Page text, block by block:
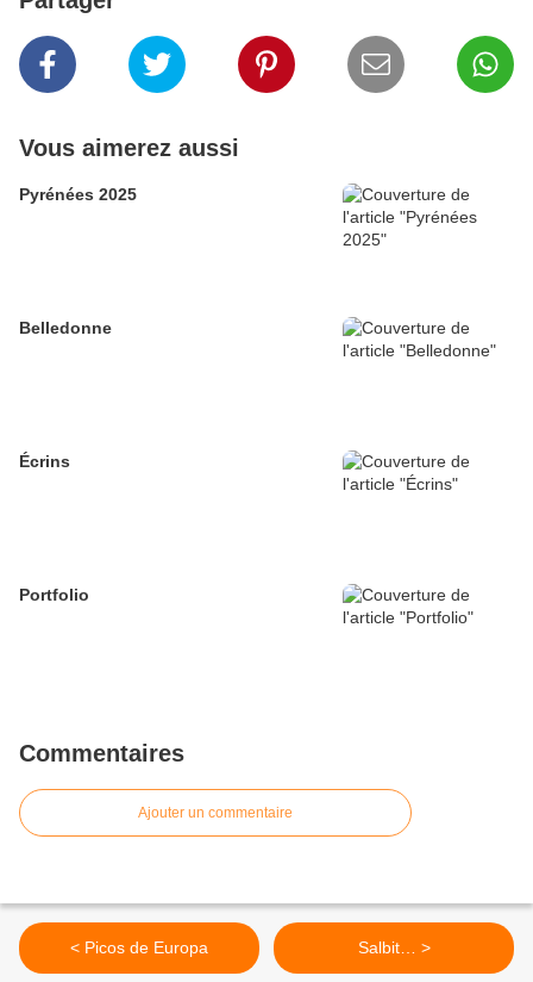
Vous aimerez aussi
Pyrénées 2025
Belledonne
Écrins
Portfolio
Commentaires
Ajouter un commentaire
< Picos de Europa Salbit… >